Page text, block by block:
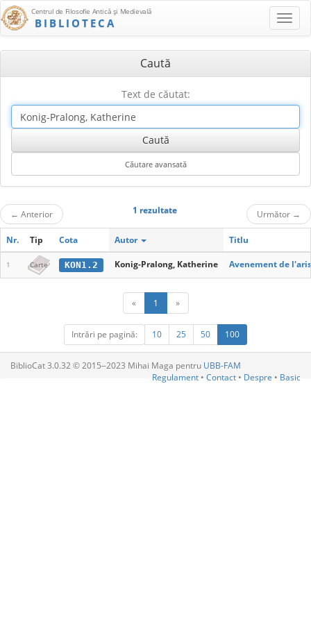
Centrul de Filosofie Antică şi Medievală
BIBLIOTECA
Caută
Text de căutat:
← Anterior 1 rezultate Următor →
Nr. Tip Cota Autor Titlu
1 Carte KON1.2 Konig-Pralong, Katherine Avenement de
« 1 »
Intrări pe pagină: 10 25 50 100
BiblioCat 3.0.32 © 2015‒2023 Mihai Maga pentru UBB-FAM
Regulament • Contact • Despre • Basic